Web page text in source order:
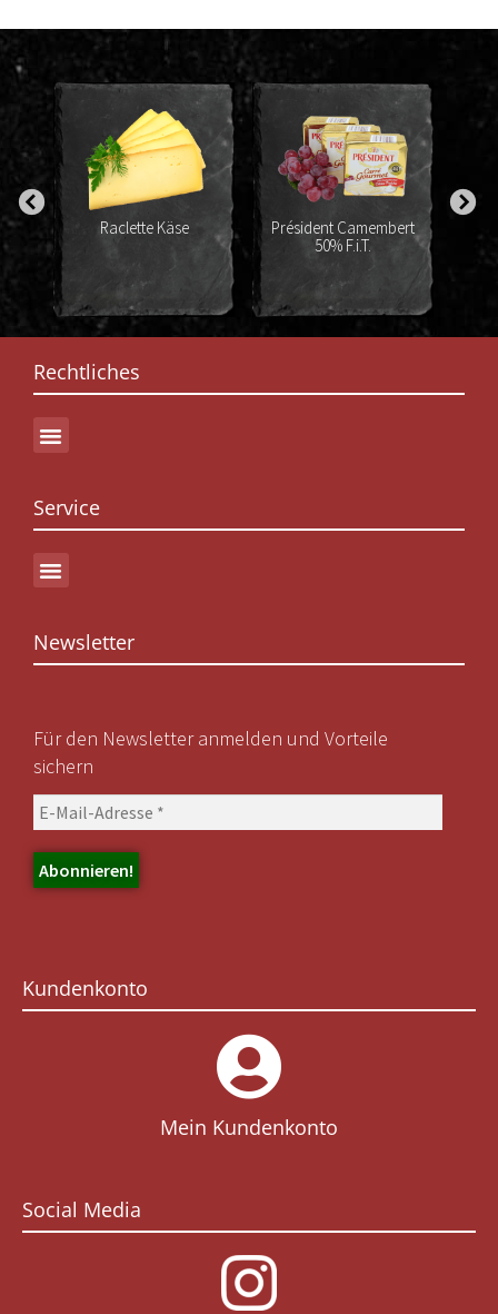
Raclette Käse
Président Camembert
50% F.i.T.
Rechtliches
Service
Newsletter
Für den Newsletter anmelden und Vorteile
sichern
Kundenkonto
Mein Kundenkonto
Social Media